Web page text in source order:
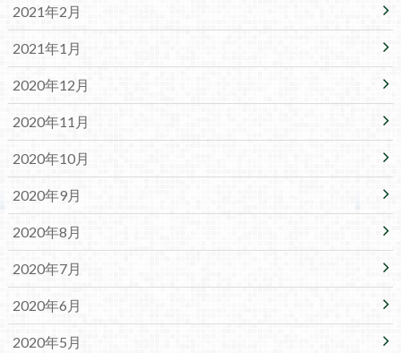
2021年2月
2021年1月
2020年12月
2020年11月
2020年10月
2020年9月
2020年8月
2020年7月
2020年6月
2020年5月